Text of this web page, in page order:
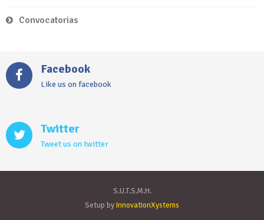
Convocatorias
Facebook
Like us on facebook
Twitter
Tweet us on twitter
S.U.T.S.M.H.
Setup byInnovationXystems